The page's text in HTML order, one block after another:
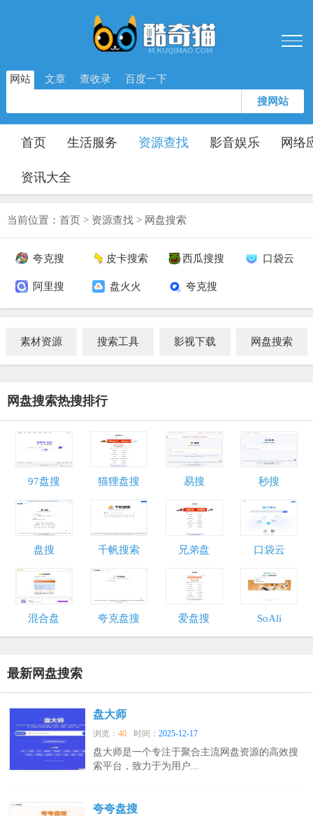
网站 文章 查收录 百度一下
搜网站
首页 生活服务 资源查找 影音娱乐 网络
资讯大全
当前位置： 首页 > 资源查找 > 网盘搜索
夸克搜 皮卡搜索 西瓜搜搜 口袋云
阿里搜 盘火火 夸克搜
素材资源 搜索工具 影视下载 网盘搜索
网盘搜索热搜排行
97盘搜 猫狸盘搜 易搜 秒搜
盘搜 千帆搜索 兄弟盘 口袋云
混合盘 夸克盘搜 爱盘搜 SoAli
最新网盘搜索
盘大师
浏览：40 时间：2025-12-17
盘大师是一个专注于聚合主流网盘资源的高效搜
索平台，致力于为用户...
夸夸盘搜